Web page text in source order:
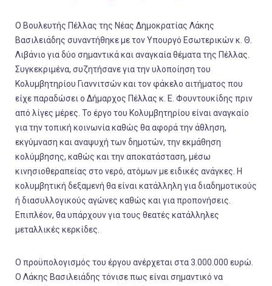
Ο Βουλευτής Πέλλας της Νέας Δημοκρατίας Λάκης
Βασιλειάδης συναντήθηκε με τον Υπουργό Εσωτερικών κ. Θ.
Λιβάνιο για δύο σημαντικά και αναγκαία θέματα της Πέλλας.
Συγκεκριμένα, συζητήσανε για την υλοποίηση του
Κολυμβητηρίου Γιαννιτσών και τον φάκελο αιτήματος που
είχε παραδώσει ο Δήμαρχος Πέλλας κ. Ε. Φουντουκίδης πριν
από λίγες μέρες. Το έργο του Κολυμβητηρίου είναι αναγκαίο
για την τοπική κοινωνία καθώς θα αφορά την άθληση,
εκγύμναση και αναψυχή των δημοτών, την εκμάθηση
κολύμβησης, καθώς και την αποκατάσταση, μέσω
κινησιοθεραπείας στο νερό, ατόμων με ειδικές ανάγκες. Η
κολυμβητική δεξαμενή θα είναι κατάλληλη για διαδημοτικούς
ή διασυλλογικούς αγώνες καθώς και για προπονήσεις.
Επιπλέον, θα υπάρχουν για τους θεατές κατάλληλες
μεταλλικές κερκίδες.
Ο προϋπολογισμός του έργου ανέρχεται στα 3.000.000 ευρώ.
Ο Λάκης Βασιλειάδης τόνισε πως είναι σημαντικό να